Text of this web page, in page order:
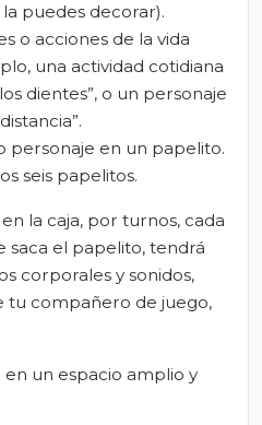
puedes decorar).
o acciones de la vida
una actividad cotidiana
dientes”, o un personaje
personaje en un papelito.
seis papelitos.
la caja, por turnos, cada
saca el papelito, tendrá
corporales y sonidos,
tu compañero de juego,
un espacio amplio y